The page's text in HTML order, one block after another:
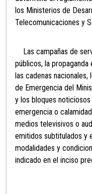
los Ministerios de
Telecomunicaciones y
Las campañas de
públicos, la
las cadenas
de Emergencia del
y los bloques
emergencia o
medios televisivos o
emitidos subtitulados y
modalidades y
indicado en el inciso